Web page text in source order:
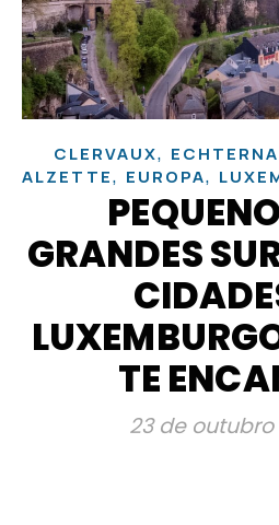
CLERVAUX,
ALZETTE, EUROPA,
GRANDES
TE
23 de